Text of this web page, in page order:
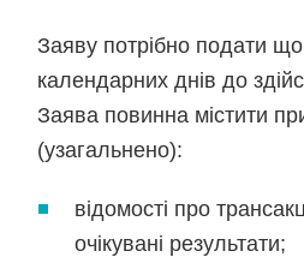
Заяву потрібно подати
календарних днів до
Заява повинна містити
(узагальнено):
відомості про
очікувані результати;